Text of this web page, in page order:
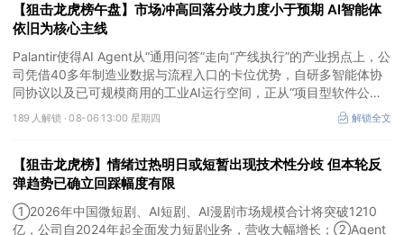
【狙击龙虎榜午盘】市场冲高回落分歧力度小于预期 AI智能体
依旧为核心主线
Palantir使得AI Agent从“通用问答”走向“产线执行”的产业拐点上，公
司凭借40多年制造业数据与流程入口的卡位优势，自研多智能体协
同协议以及已可规模商用的工业AI运行空间，正从“项目型软件公
司”向“AI原生平台生态型公司”跃迁。
189 人解锁 ·08-06 13:00 星期四 解锁全文
【狙击龙虎榜】情绪过热明日或短暂出现技术性分歧 但本轮反
弹趋势已确立回踩幅度有限
①2026年中国微短剧、AI短剧、AI漫剧市场规模合计将突破1210
亿，公司自2024年起全面发力短剧业务，营收大幅增长；②Agent